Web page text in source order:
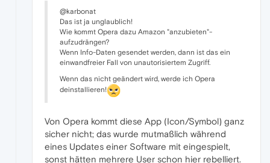
@karbonat
Das ist ja unglaublich!
Wie kommt Opera dazu Amazon "anzubieten"-
aufzudrängen?
Wenn Info-Daten gesendet werden, dann ist das ein
einwandfreier Fall von unautorisiertem Zugriff.
Wenn das nicht geändert wird, werde ich Opera
deinstallieren!
Von Opera kommt diese App (Icon/Symbol) ganz
sicher nicht; das wurde mutmaßlich während
eines Updates einer Software mit eingespielt,
sonst hätten mehrere User schon hier rebelliert.